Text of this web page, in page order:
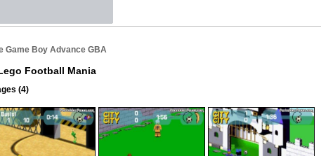
Game Boy Advance GBA
Football Mania
(4)